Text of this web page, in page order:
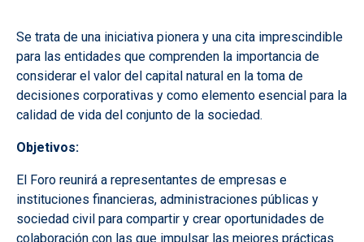
Se trata de una iniciativa pionera y una cita imprescindible
para las entidades que comprenden la importancia de
considerar el valor del capital natural en la toma de
decisiones corporativas y como elemento esencial para la
calidad de vida del conjunto de la sociedad.
Objetivos:
El Foro reunirá a representantes de empresas e
instituciones financieras, administraciones públicas y
sociedad civil para compartir y crear oportunidades de
colaboración con las que impulsar las mejores prácticas